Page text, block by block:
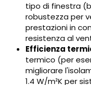
tipo di finestra
robustezza per
prestazioni in
resistenza al
Efficienza
termico (per
migliorare
1.4 W/m²K per